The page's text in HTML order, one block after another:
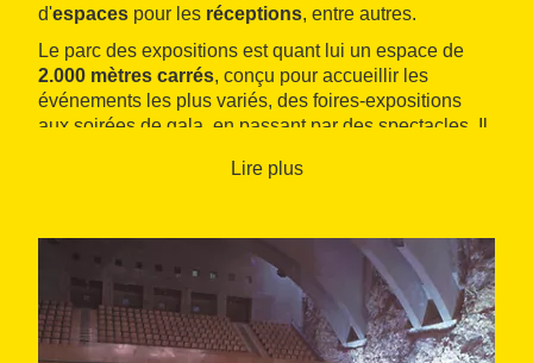
d'espaces pour les réceptions, entre autres.
Le parc des expositions est quant lui un espace de
2.000 mètres carrés, conçu pour accueillir les
événements les plus variés, des foires-expositions
aux soirées de gala, en passant par des spectacles. Il
services complémentaires, comme des services de
traduction, de traiteur, des équipements audiovisuels,
du personnel auxiliaire de tout type, un service de
documentation graphique, etc.
Tarragone, en plus de son patrimoine romain,
Lire plus